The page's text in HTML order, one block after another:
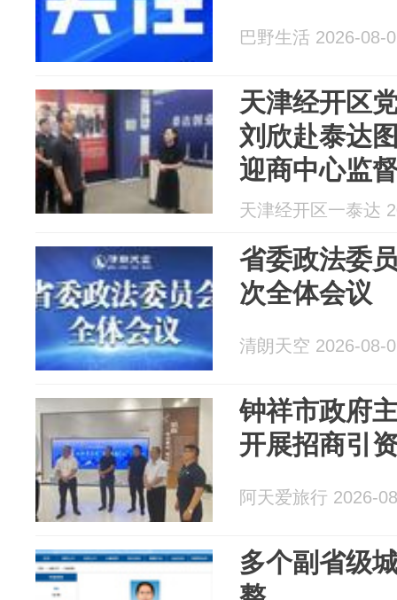
巴野生活 2026-08-
天津经开区
刘欣赴泰达
迎商中心监
天津经开区一泰达
省委政法委
次全体会议
清朗天空 2026-08-
钟祥市政府
开展招商引
阿天爱旅行 2026-
多个副省级